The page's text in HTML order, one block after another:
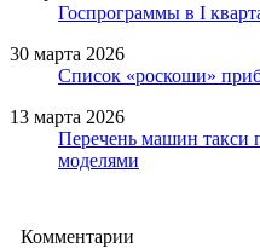
Госпрограммы в I
30 марта 2026
Список «роскоши»
13 марта 2026
Перечень машин такси
моделями
Комментарии